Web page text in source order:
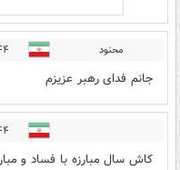
محنود
جانم فدای رهبر عزیزم
کاش سال مبارزه با فساد و